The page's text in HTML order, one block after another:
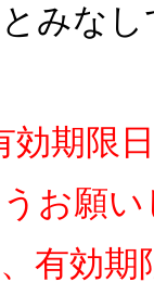
みな
効期限
お願
有効